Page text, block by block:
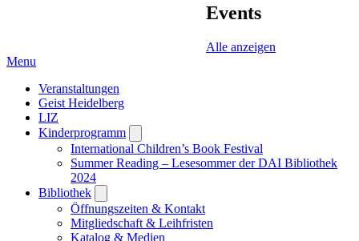
Events
Alle anzeigen
Menu
Veranstaltungen
Geist Heidelberg
LIZ
Kinderprogramm
submenu
International Children’s Book Festival
Summer Reading – Lesesommer der DAI Bibliothek
2024
Bibliothek
submenu
Öffnungszeiten & Kontakt
Mitgliedschaft & Leihfristen
Katalog & Medien